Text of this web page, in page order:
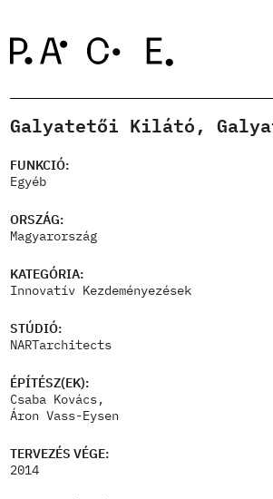
Projektek
Zsűri
Rólunk
Kapcsolat
Galyatetői Kilátó,
FUNKCIÓ:
Egyéb
ORSZÁG:
Magyarország
KATEGÓRIA:
Innovatív Kezdeményezések
STÚDIÓ:
NARTarchitects
ÉPÍTÉSZ(EK):
Csaba Kovács,
Áron Vass-Eysen
TERVEZÉS VÉGE:
2014